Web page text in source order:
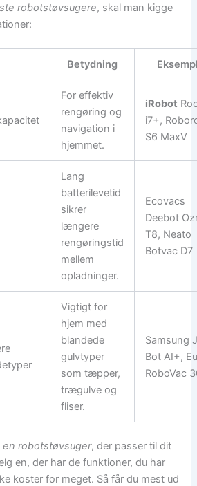
robotstøvsugere, skal man kigge
Betydning
For effektiv
rengøring og
navigation i
hjemmet.
iRobot
i7+,
S6 MaxV
Lang
batterilevetid
sikrer
længere
rengøringstid
mellem
opladninger.
Ecovacs
Deebot
T8, Neato
Botvac D7
Vigtigt for
hjem med
blandede
gulvtyper
som tæpper,
trægulve og
fliser.
Samsung
Bot AI+,
RoboVac
en robotstøvsuger, der passer til dit
en, der har de funktioner, du har
koster for meget. Så får du mest ud